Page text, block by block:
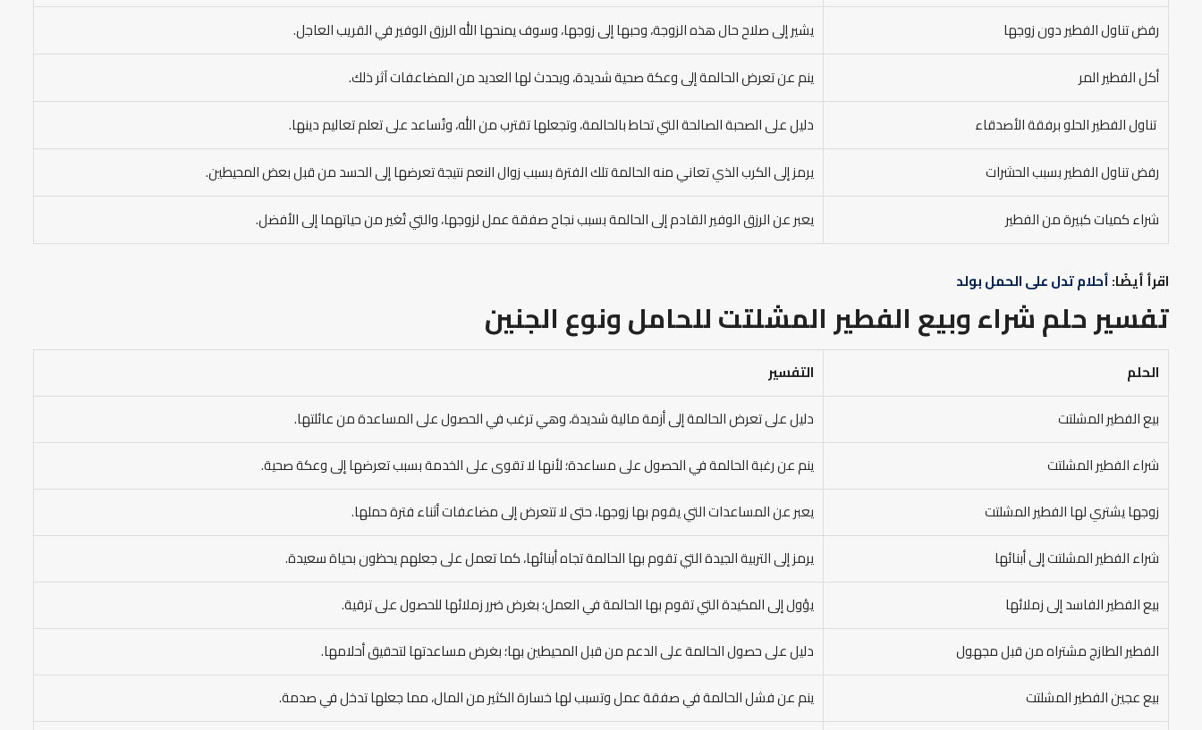
رفض تناول الفطير دون زوجها
يشير إلى صلاح حال هذه الزوجة، وحبها إلى زوجها، وسوف يمنحها الله الرزق الوفير في القريب العاجل.
أكل الفطير المر
ينم عن تعرض الحالمة إلى وعكة صحية شديدة، ويحدث لها العديد من المضاعفات آثر ذلك.
تناول الفطير الحلو برفقة الأصدقاء
دليل على الصحبة الصالحة التي تحاط بالحالمة، وتجعلها تقترب من الله، وتُساعد على تعلم تعاليم دينها.
رفض تناول الفطير بسبب الحشرات
يرمز إلى الكرب الذي تعاني منه الحالمة تلك الفترة بسبب زوال النعم نتيجة تعرضها إلى الحسد من قبل بعض المحيطين.
شراء كميات كبيرة من الفطير
يعبر عن الرزق الوفير القادم إلى الحالمة بسبب نجاح صفقة عمل لزوجها، والتي تُغير من حياتهما إلى الأفضل.
اقرأ أيضًا:أحلام تدل على الحمل بولد
تفسير حلم شراء وبيع الفطير المشلتت للحامل ونوع الجنين
الحلم
التفسير
بيع الفطير المشلتت
دليل على تعرض الحالمة إلى أزمة مالية شديدة، وهي ترغب في الحصول على المساعدة من عائلتها.
شراء الفطير المشلتت
ينم عن رغبة الحالمة في الحصول على مساعدة؛ لأنها لا تقوى على الخدمة بسبب تعرضها إلى وعكة صحية.
زوجها يشتري لها الفطير المشلتت
يعبر عن المساعدات التي يقوم بها زوجها، حتى لا تتعرض إلى مضاعفات أثناء فترة حملها.
شراء الفطير المشلتت إلى أبنائها
يرمز إلى التربية الجيدة التي تقوم بها الحالمة تجاه أبنائها، كما تعمل على جعلهم يحظون بحياة سعيدة.
بيع الفطير الفاسد إلى زملائها
يؤول إلى المكيدة التي تقوم بها الحالمة في العمل؛ بغرض ضرر زملائها للحصول على ترقية.
الفطير الطازج مشتراه من قبل مجهول
دليل على حصول الحالمة على الدعم من قبل المحيطين بها؛ بغرض مساعدتها لتحقيق أحلامها.
بيع عجين الفطير المشلتت
ينم عن فشل الحالمة في صفقة عمل وتسبب لها خسارة الكثير من المال، مما جعلها تدخل في صدمة.